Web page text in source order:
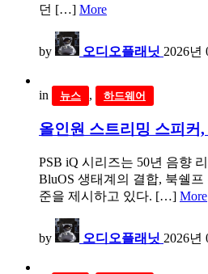
던 […] More
by 오디오플래닛 2026년
in 뉴스 , 하드웨어
올인원 스트리밍 스피커
PSB iQ 시리즈는 50년 음향
BluOS 생태계의 결합, 북쉘프
준을 제시하고 있다. […] More
by 오디오플래닛 2026년